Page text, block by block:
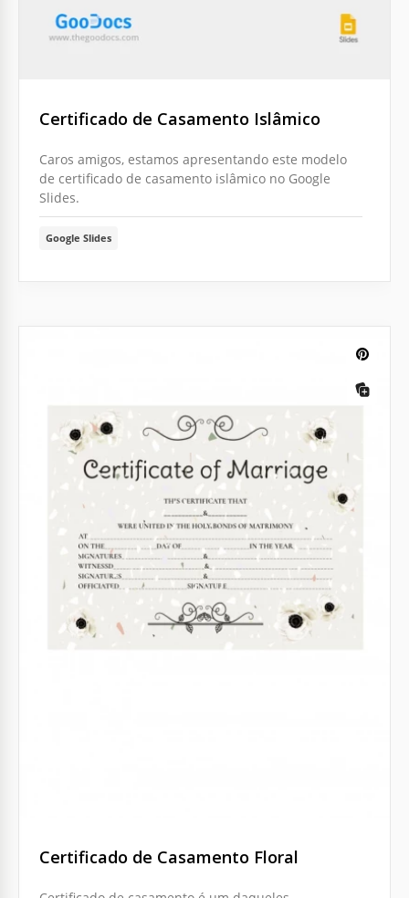
Certificado de Casamento Islâmico
Caros amigos, estamos apresentando este modelo
de certificado de casamento islâmico no Google
Slides.
Google Slides
Certificado de Casamento Floral